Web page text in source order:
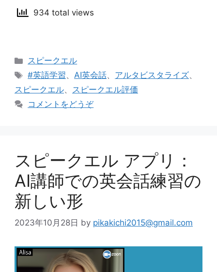
934 total views
カ
テ
リ
ー
スピークエル
タ
グ
#英語学習、AI英会話、 アルタビスタライズ、
スピークエル、 スピークエル評価
コメントをどうぞ
スピークエル アプリ：
AI講師での英会話練習の
新しい形
2023年10月28日 by pikakichi2015@gmail.com